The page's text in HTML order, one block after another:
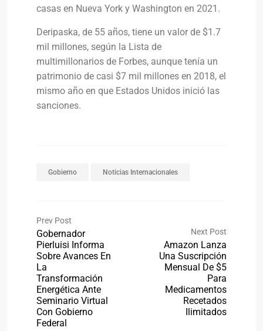
casas en Nueva York y Washington en 2021.
Deripaska, de 55 años, tiene un valor de $1.7
mil millones, según la Lista de
multimillonarios de Forbes, aunque tenía un
patrimonio de casi $7 mil millones en 2018, el
mismo año en que Estados Unidos inició las
sanciones.
Gobierno Noticias Internacionales
Prev Post
Gobernador
Pierluisi Informa
Sobre Avances En
La
Transformación
Energética Ante
Seminario Virtual
Con Gobierno
Federal
Next Post
Amazon Lanza
Una Suscripción
Mensual De $5
Para
Medicamentos
Recetados
Ilimitados